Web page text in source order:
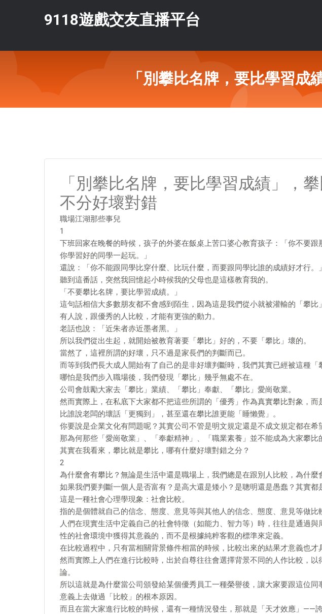
9118遊戲交友直播平台
「別攀比名牌，要比學習
「別攀比名牌，要比學習成績」，
不分好壞對錯
職場江湖那些事兒
1
下班回家在晚餐的時候，孩子的外婆在飯桌上苦口婆心教育孩子：「你不要跟
你學習好的同學一起玩。」
還說：「你不能跟同學比穿什麼、比玩什麼，而要跟同學比誰的成績好才行。」
聽到這番話，突然我回憶起小時候我的父母也是這樣教育我的。
「不要攀比名牌，要比學習成績。」
這句話相信大多數朋友都不會感到陌生，因為這是我們從小就被灌輸的「攀比
有人說，跟優秀的人比較，才能有更強的動力。
老話也說：「近朱者赤近墨者黑。」
所以我們從出生起，就開始被教育著要「攀比」好的，不要「攀比」壞的。
當然了，這裡所謂的好壞，只不過是家長們的判斷而已。
而等到我們長大成人開始有了自己的是非好壞判斷時，我們其實已經被這種「
哪怕是我們步入職場後，我們發現「攀比」幾乎無處不在。
公司會鼓勵大家去「攀比」業績、「攀比」奉獻、「攀比」愛崗敬業。
然而實際上，在私底下大家都不把這些所謂的「優秀」作為真實攀比對象，
比誰說老闆的壞話「更獨到」，甚至還在攀比誰更能「睡懶覺」。
你要說是企業文化有問題呢？其實公司不管是明文規定還是不成文規定都在希
那為何那些「愛崗敬業」、「奉獻精神」、「職業素養」並不能成為大家攀比
其實在我看來，攀比就是攀比，哪有什麼好壞對錯之分？
2
為什麼會有攀比？無論是生活中還是職場上，我們總是在跟別人比較，為什麼
如果我們要判斷一個人是否富有？是高大還是矮小？是聰明還是愚蠢？其實都
這是一種社會心理學現象：社會比較。
指的是個體就自己的信念、態度、意見等與其他人的信念、態度、意見等做比
人們在現實生活中定義自己的社會特徵（如能力、智力等）時，往往是通過
性的社會環境中獲得其意義的，而不是根據純粹客觀的標準來定義。
在比較過程中，只有當相關背景條件相當的時候，比較出來的結果才意義也才
然而實際上人們在進行比較時，出於自尊往往會選擇背景不同的人作比較，
論。
所以這就是為什麼當公司頒發給某個優秀員工一種榮譽後，讓大家要跟這位
意義上去做過「比較」的根本原因。
而且在當大家進行比較的時候，還有一種情況發生，那就是「天才效應」——